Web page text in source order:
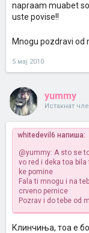
napraam muabet
uste povise!!
Mnogu pozdravi od
5 мај 2010
yummy
Истакнат
whitedevil6 напиша:
@yummy: A sto se
vo red i deka toa
ke pomine
Fala ti mnogu i na
crveno pernice
Pozrav i do tebe od
Клинчиња, тоа е